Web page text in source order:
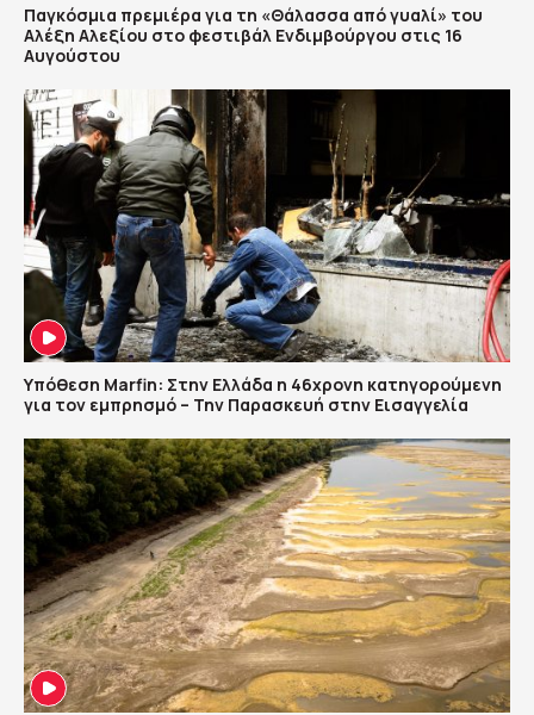
Παγκόσμια πρεμιέρα για τη «Θάλασσα από γυαλί» του
Αλέξη Αλεξίου στο φεστιβάλ Ενδιμβούργου στις 16
Αυγούστου
Υπόθεση Marfin: Στην Ελλάδα η 46χρονη κατηγορούμενη
για τον εμπρησμό – Την Παρασκευή στην Εισαγγελία